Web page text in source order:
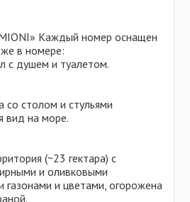
Каждый номер оснащен
в номере:
с душем и туалетом.
со столом и стульями
вид на море.
(~23 гектара) с
и оливковыми
газонами и цветами, огорожена